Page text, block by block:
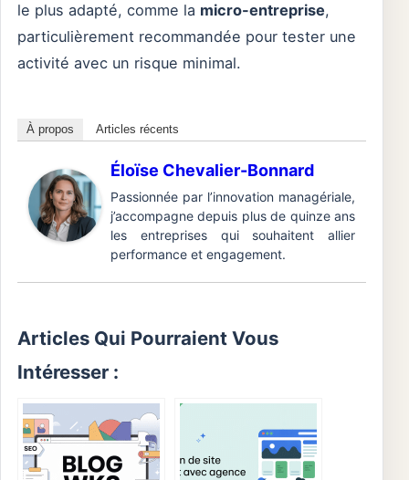
le plus adapté, comme la micro-entreprise,
particulièrement recommandée pour tester une
activité avec un risque minimal.
À propos Articles récents
Éloïse Chevalier-Bonnard
Passionnée par l’innovation managériale,
j’accompagne depuis plus de quinze ans
les entreprises qui souhaitent allier
performance et engagement.
Articles Qui Pourraient Vous
Intéresser :